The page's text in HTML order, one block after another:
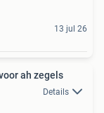
13 jul 26
ah zegels
Details